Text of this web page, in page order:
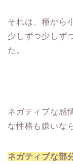
それは、種から
少しずつ少しず
た。
ネガティブな感
な性格も嫌いな
ネガティブな部